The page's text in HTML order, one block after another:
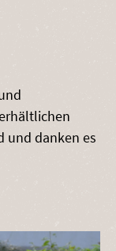
und danken es